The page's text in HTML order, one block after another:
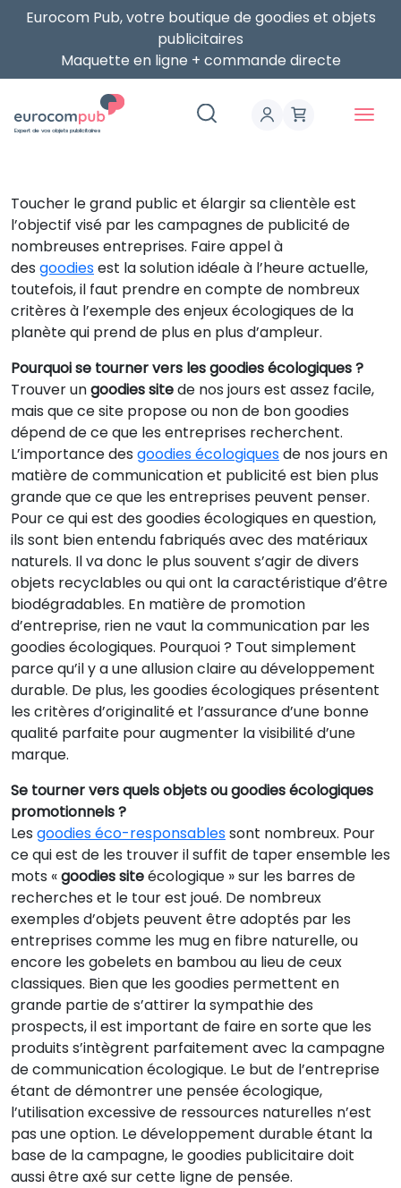
Eurocom Pub, votre boutique de goodies et objets
publicitaires
Maquette en ligne + commande directe
Expert de vos objets publicitaires
Toucher le grand public et élargir sa clientèle est
l’objectif visé par les campagnes de publicité de
nombreuses entreprises. Faire appel à
des goodiesest la solution idéale à l’heure actuelle,
toutefois, il faut prendre en compte de nombreux
critères à l’exemple des enjeux écologiques de la
planète qui prend de plus en plus d’ampleur.
Pourquoi se tourner vers les goodies écologiques ?
Trouver ungoodies sitede nos jours est assez facile,
mais que ce site propose ou non de bon goodies
dépend de ce que les entreprises recherchent.
L’importance des goodies écologiquesde nos jours en
matière de communication et publicité est bien plus
grande que ce que les entreprises peuvent penser.
Pour ce qui est des goodies écologiques en question,
ils sont bien entendu fabriqués avec des matériaux
naturels. Il va donc le plus souvent s’agir de divers
objets recyclables ou qui ont la caractéristique d’être
biodégradables. En matière de promotion
d’entreprise, rien ne vaut la communication par les
goodies écologiques. Pourquoi ? Tout simplement
parce qu’il y a une allusion claire au développement
durable. De plus, les goodies écologiques présentent
les critères d’originalité et l’assurance d’une bonne
qualité parfaite pour augmenter la visibilité d’une
marque.
Se tourner vers quels objets ou goodies écologiques
promotionnels ?
Les goodies éco-responsablessont nombreux. Pour
ce qui est de les trouver il suffit de taper ensemble les
mots «goodies siteécologique » sur les barres de
recherches et le tour est joué. De nombreux
exemples d’objets peuvent être adoptés par les
entreprises comme les mug en fibre naturelle, ou
encore les gobelets en bambou au lieu de ceux
classiques. Bien que les goodies permettent en
grande partie de s’attirer la sympathie des
prospects, il est important de faire en sorte que les
produits s’intègrent parfaitement avec la campagne
de communication écologique. Le but de l’entreprise
étant de démontrer une pensée écologique,
l’utilisation excessive de ressources naturelles n’est
pas une option. Le développement durable étant la
base de la campagne, le goodies publicitaire doit
aussi être axé sur cette ligne de pensée.